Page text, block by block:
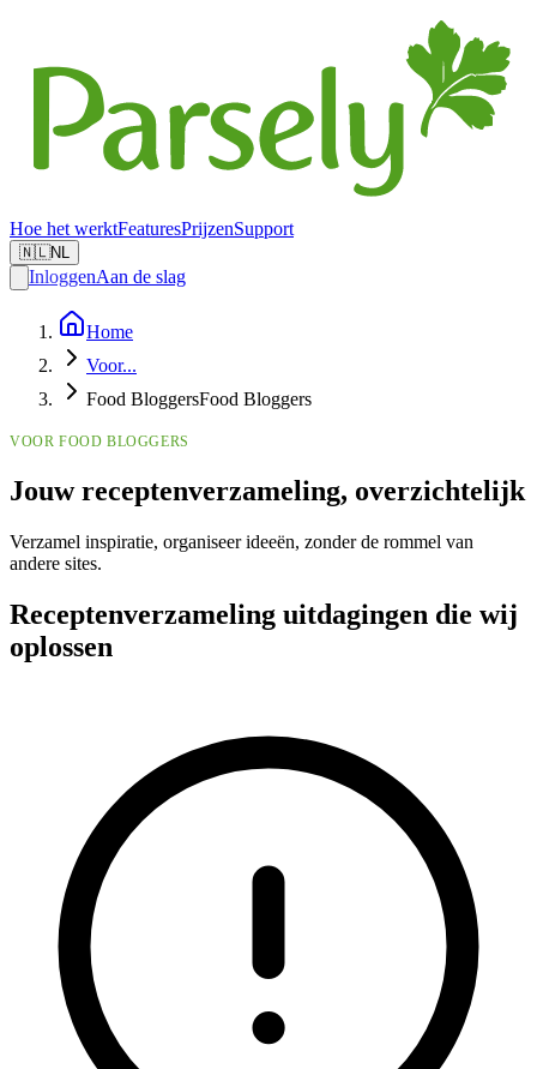
Hoe het werktFeaturesPrijzenSupport
🇳🇱NL
InloggenAan de slag
Home
Voor...
Food BloggersFood Bloggers
VOOR FOOD BLOGGERS
Jouw receptenverzameling, overzichtelijk
Verzamel inspiratie, organiseer ideeën, zonder de rommel van
andere sites.
Receptenverzameling uitdagingen die wij
oplossen